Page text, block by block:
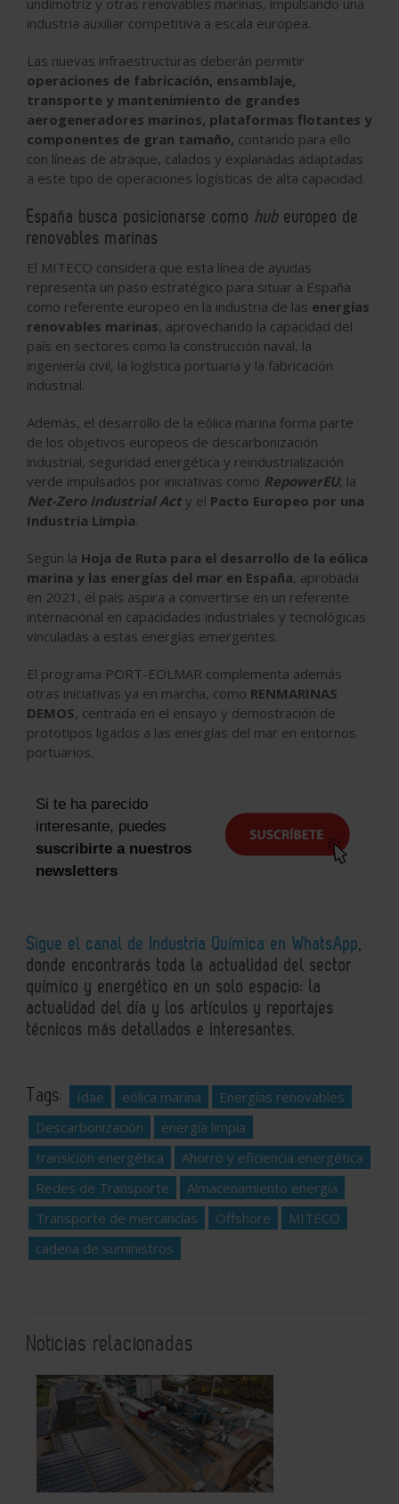
undimotriz y otras renovables marinas, impulsando una
industria auxiliar competitiva a escala europea.
Las nuevas infraestructuras deberán permitir
operaciones de fabricación, ensamblaje,
transporte y mantenimiento de grandes
aerogeneradores marinos, plataformas flotantes y
componentes de gran tamaño, contando para ello
con líneas de atraque, calados y explanadas adaptadas
a este tipo de operaciones logísticas de alta capacidad.
España busca posicionarse como hub europeo de
renovables marinas
El MITECO considera que esta línea de ayudas
representa un paso estratégico para situar a España
como referente europeo en la industria de las energías
renovables marinas, aprovechando la capacidad del
país en sectores como la construcción naval, la
ingeniería civil, la logística portuaria y la fabricación
industrial.
Además, el desarrollo de la eólica marina forma parte
de los objetivos europeos de descarbonización
industrial, seguridad energética y reindustrialización
verde impulsados por iniciativas como RepowerEU, la
Net-Zero Industrial Acty el Pacto Europeo por una
Industria Limpia.
Según la Hoja de Ruta para el desarrollo de la eólica
marina y las energías del mar en España, aprobada
en 2021, el país aspira a convertirse en un referente
internacional en capacidades industriales y tecnológicas
vinculadas a estas energías emergentes.
El programa PORT-EOLMAR complementa además
otras iniciativas ya en marcha, como RENMARINAS
DEMOS, centrada en el ensayo y demostración de
prototipos ligados a las energías del mar en entornos
portuarios.
Si te ha parecido
interesante, puedes
suscribirte a nuestros
newsletters
Sigue el canal de Industria Química en WhatsApp,
donde encontrarás toda la actualidad del sector
químico y energético en un solo espacio: la
actualidad del día y los artículos y reportajes
técnicos más detallados e interesantes.
Tags: Idae eólica marina
Energías renovables
Descarbonización
energía limpia
transición energética
Ahorro y eficiencia energética
Redes de Transporte
Almacenamiento energía
Transporte de mercancías
Offshore
MITECO
cadena de suministros
Noticias relacionadas